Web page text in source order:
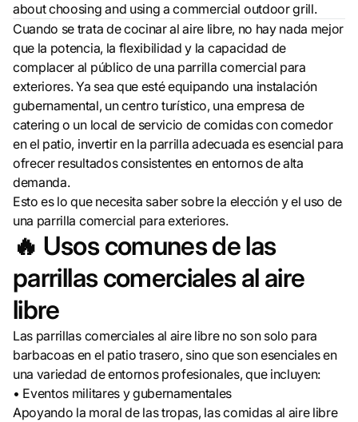
about choosing and using a commercial outdoor grill.
Cuando se trata de cocinar al aire libre, no hay nada mejor
que la potencia, la flexibilidad y la capacidad de
complacer al público de una parrilla comercial para
exteriores. Ya sea que esté equipando una instalación
gubernamental, un centro turístico, una empresa de
catering o un local de servicio de comidas con comedor
en el patio, invertir en la parrilla adecuada es esencial para
ofrecer resultados consistentes en entornos de alta
demanda.
Esto es lo que necesita saber sobre la elección y el uso de
una parrilla comercial para exteriores.
🔥 Usos comunes de las
parrillas comerciales al aire
libre
Las parrillas comerciales al aire libre no son solo para
barbacoas en el patio trasero, sino que son esenciales en
una variedad de entornos profesionales, que incluyen:
• Eventos militares y gubernamentales
Apoyando la moral de las tropas, las comidas al aire libre